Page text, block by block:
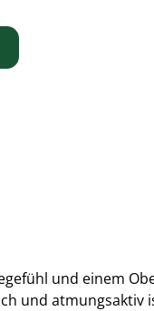
und einem
und atmungsaktiv